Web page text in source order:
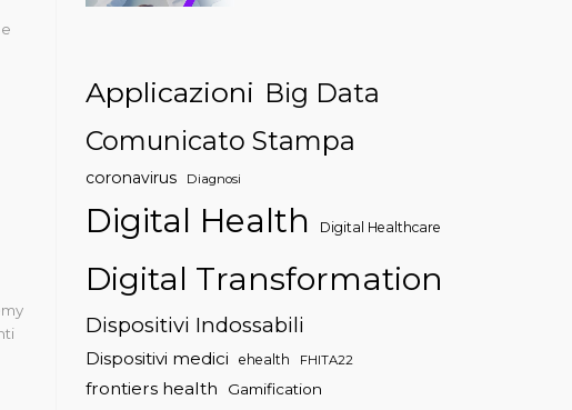
Applicazioni Big Data
Comunicato Stampa
coronavirus Diagnosi
Digital Health Digital Healthcare
Digital Transformation
Dispositivi Indossabili
Dispositivi medici ehealth FHITA22
frontiers health Gamification